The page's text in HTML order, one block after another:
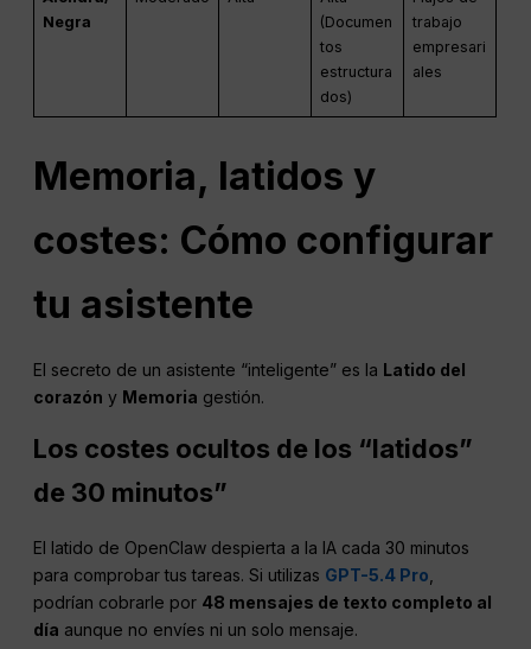
Negra
(Documen
tos
estructura
dos)
trabajo
empresari
ales
Memoria, latidos y
costes: Cómo configurar
tu asistente
El secreto de un asistente “inteligente” es la Latido del
corazón y Memoria gestión.
Los costes ocultos de los “latidos”
de 30 minutos”
El latido de OpenClaw despierta a la IA cada 30 minutos
para comprobar tus tareas. Si utilizas GPT-5.4 Pro
podrían cobrarle por 48 mensajes de texto completo al
día aunque no envíes ni un solo mensaje.